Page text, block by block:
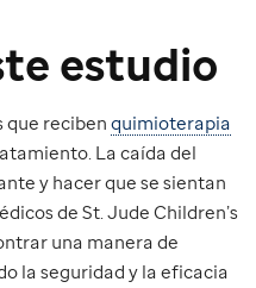
estudio
que reciben quimioterapia
La caída del
y hacer que se sientan
de St. Jude Children’s
una manera de
la seguridad y la eficacia